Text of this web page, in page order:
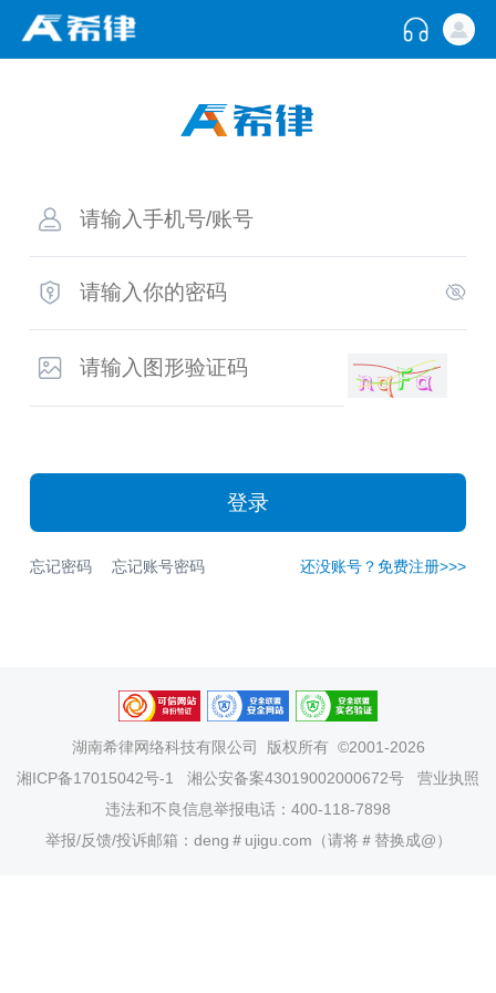
登录
忘记密码 忘记账号密码 还没账号？免费注册>>>
湖南希律网络科技有限公司
版权所有 ©2001-2026
湘ICP备17015042号-1
湘公安备案43019002000672号
营业执照
违法和不良信息举报电话：400-118-7898
举报/反馈/投诉邮箱：deng＃ujigu.com（请将＃替换成@）